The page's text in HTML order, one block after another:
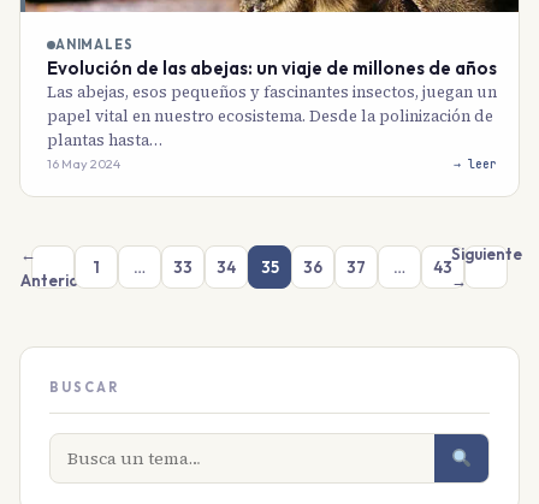
ANIMALES
Evolución de las abejas: un viaje de millones de años
Las abejas, esos pequeños y fascinantes insectos, juegan un
papel vital en nuestro ecosistema. Desde la polinización de
plantas hasta…
16 May 2024 → leer
←
Anterior
1 … 33 34 35 36 37 … 43
Siguiente
→
BUSCAR